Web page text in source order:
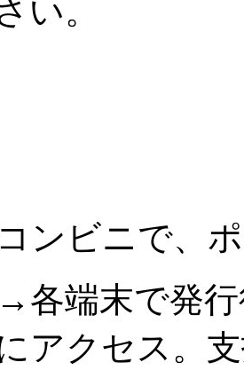
い。
ンビニで、
各端末で発
アクセス。